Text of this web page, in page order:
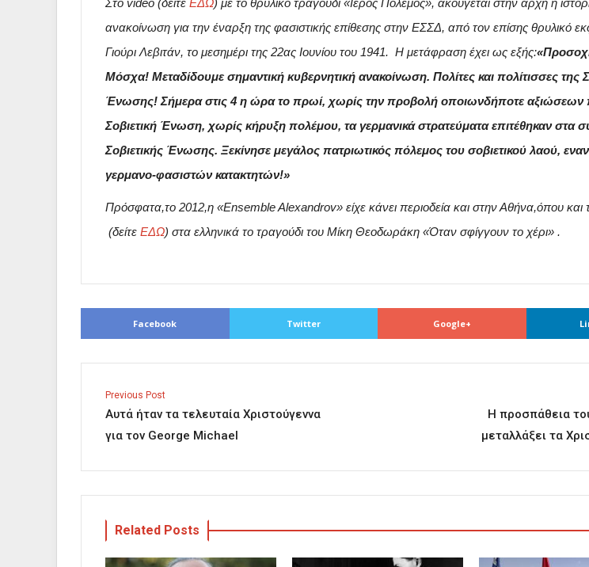
Στο video (δείτε ΕΔΩ) με το θρυλικό τραγούδι «Ιερός Πόλεμος», ακούγεται στην αρχή η
ανακοίνωση για την έναρξη της φασιστικής επίθεσης στην ΕΣΣΔ, από τον επίσης θρυλικό
Γιούρι Λεβιτάν, το μεσημέρι της 22ας Ιουνίου του 1941. Η μετάφραση έχει ως εξής:
Μόσχα! Μεταδίδουμε σημαντική κυβερνητική ανακοίνωση. Πολίτες και πολίτισσες της
Ένωσης! Σήμερα στις 4 η ώρα το πρωί, χωρίς την προβολή οποιωνδήποτε αξιώσεων
Σοβιετική Ένωση, χωρίς κήρυξη πολέμου, τα γερμανικά στρατεύματα επιτέθηκαν στα
Σοβιετικής Ένωσης. Ξεκίνησε μεγάλος πατριωτικός πόλεμος του σοβιετικού λαού,
γερμανο-φασιστών κατακτητών!»
Πρόσφατα,το 2012,η «Ensemble Alexandrov» είχε κάνει περιοδεία και στην Αθήνα,όπου και
(δείτε ΕΔΩ) στα ελληνικά το τραγούδι του Μίκη Θεοδωράκη «Όταν σφίγγουν το χέρι» .
Facebook Twitter Google+
Previous Post
Αυτά ήταν τα τελευταία Χριστούγεννα
για τον George Michael
Η προσπάθεια
μεταλλάξει τα
Related Posts